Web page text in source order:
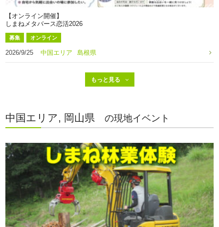
【オンライン開催】
しまねメタバース恋活2026
募集 オンライン
2026/9/25 中国エリア 島根県
中国エリア, 岡山県 の現地イベント